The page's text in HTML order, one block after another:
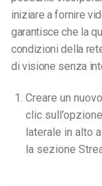
iniziare a fornire
garantisce che la
condizioni della
di visione senza
Creare un
clic
laterale in alto
la sezione